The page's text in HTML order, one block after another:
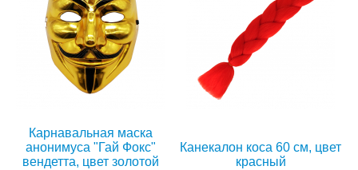
Карнавальная маска
анонимуса "Гай Фокс"
вендетта, цвет золотой
Канекалон коса 60 см, цвет
красный